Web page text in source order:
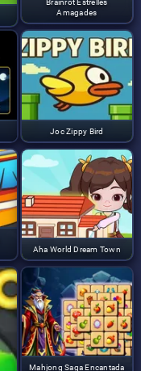
Brainrot Estrelles
Amagades
Joc Zippy Bird
Aha World Dream Town
Mahjong Saga Encantada